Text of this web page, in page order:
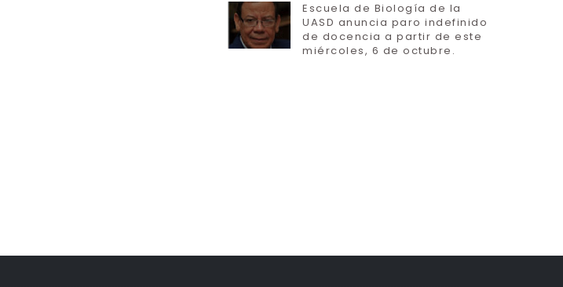
Escuela de Biología de la
UASD anuncia paro indefinido
de docencia a partir de este
miércoles, 6 de octubre.